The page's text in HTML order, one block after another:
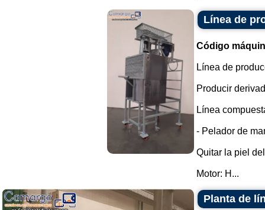
Línea de
Código
Línea de
Producir
Línea
- Pelador de
Quitar la piel
Motor: H...
Planta de